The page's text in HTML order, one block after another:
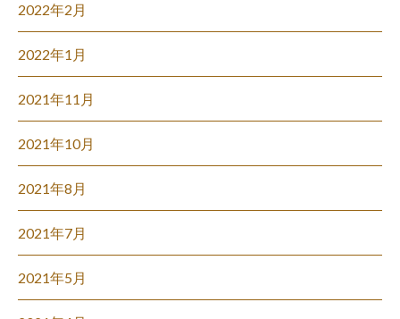
2022年2月
2022年1月
2021年11月
2021年10月
2021年8月
2021年7月
2021年5月